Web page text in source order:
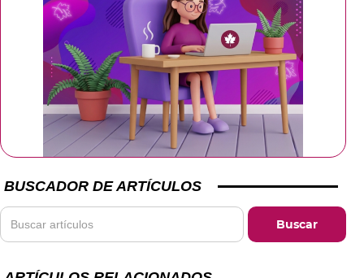
BUSCADOR DE ARTÍCULOS